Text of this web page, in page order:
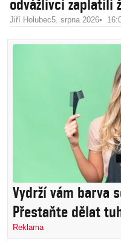
odvážlivci zaplatili
Jiří Holubec5. srpna 2026
Vydrží vám barva
Přestaňte dělat
Reklama